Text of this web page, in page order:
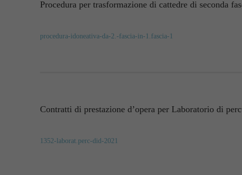
Procedura per trasformazione di cattedre di seconda
procedura-idoneativa-da-2.-fascia-in-1.fascia-1
Contratti di prestazione d’opera per Laboratorio di
1352-laborat.perc-did-2021